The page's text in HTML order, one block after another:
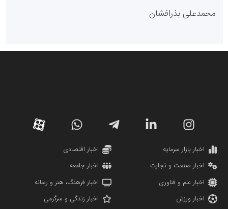
پایگاه خبری گفتمان یزد
دانشگاه سئوی ایران
محمدعلی بذرافشان
مریم حاج نوروز نظری
اخبار بازار سرمایه
اخبار اقتصادی
اخبار صنعت و تجارت
اخبار جامعه
اخبار علم و فناوری
اخبار فرهنگ، هنر و رسانه
اخبار ورزش
اخبار زندگی و سرگرمی